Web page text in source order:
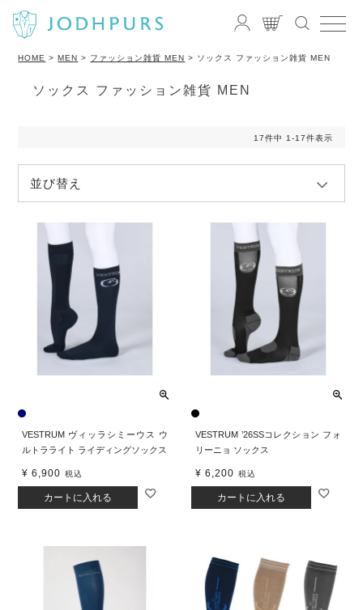
HOME MEN ファッション雑貨 MEN ソックス ファッション雑貨 MEN
ソックス ファッション雑貨 MEN
並び替え
17件中 1 -17件表示
VESTRUM ヴィッラシミーウス ウ
ルトラライト ライディングソックス
¥ 6,900 税込
カートに入れる
VESTRUM ’26SSコレクション フォ
リーニョ ソックス
¥ 6,200 税込
カートに入れる